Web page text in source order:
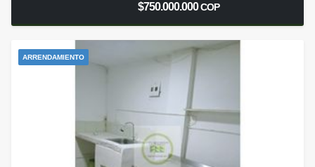
$750.000.000COP
ARRENDAMIENTO